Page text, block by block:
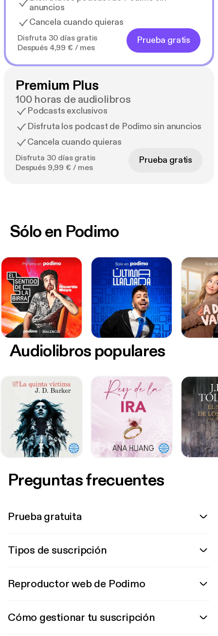
anuncios
Cancela cuando quieras
Disfruta 30 días gratis
Después 4,99 € / mes
Prueba gratis
Premium Plus
100 horas de audiolibros
Podcasts exclusivos
Disfruta los podcast de Podimo sin anuncios
Cancela cuando quieras
Disfruta 30 días gratis
Después 9,99 € / mes
Prueba gratis
Sólo en Podimo
Audiolibros populares
Preguntas frecuentes
Prueba gratuita
Tipos de suscripción
Reproductor web de Podimo
Cómo gestionar tu suscripción